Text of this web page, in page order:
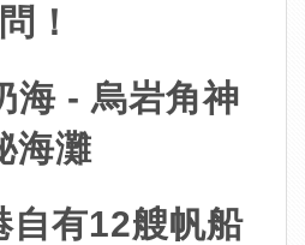
問！
海 - 烏岩角神
海灘
自有12艘帆船